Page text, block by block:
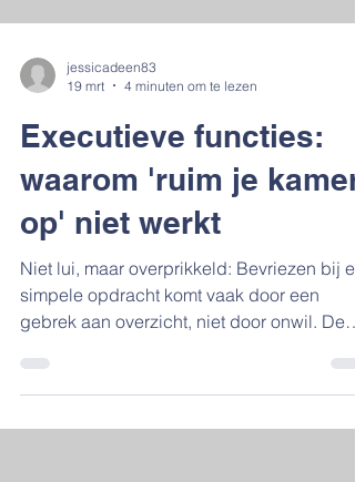
jessicadeen83
19 mrt
4 minuten om te lezen
Executieve functies:
waarom 'ruim je kamer
op' niet werkt
Niet lui, maar overprikkeld: Bevriezen bij een
simpele opdracht komt vaak door een
gebrek aan overzicht, niet door onwil. De
trainen met algemene spelletjes; bespaar
jezelf de tijd en het geld voor dure
methodes. Leen jouw overzicht: Help je kind